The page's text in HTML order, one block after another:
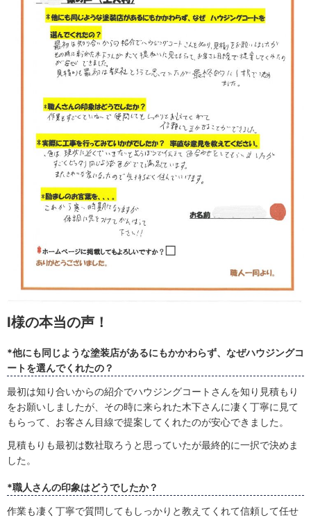
I様の本当の声！
*他にも同じような塗装店があるにもかかわらず、なぜハウジングコ
ートを選んでくれたの？
最初は知り合いからの紹介でハウジングコートさんを知り見積もり
をお願いしましたが、その時に来られた木下さんに凄く丁寧に見て
もらって、お客さん目線で提案してくれたのが安心できました。
見積もりも最初は数社取ろうと思っていたが最終的に一択で決めま
した。
*職人さんの印象はどうでしたか？
作業も凄く丁寧で質問してもしっかりと教えてくれて信頼して任せ